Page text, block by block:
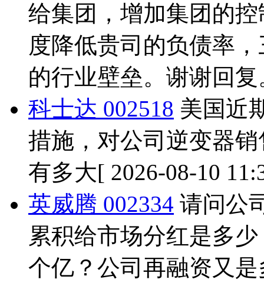
给集团，增加集团的
度降低贵司的负债率
的行业壁垒。谢谢回复
科士达 002518 美国近
措施，对公司逆变器
有多大[ 2026-08-10
英威腾 002334 请问公
累积给市场分红是多
个亿？公司再融资又